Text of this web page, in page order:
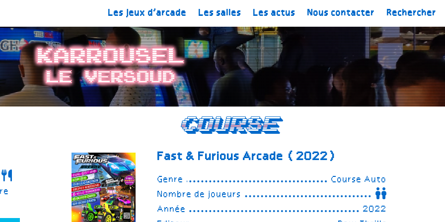
Les jeux d’arcade Les salles Les actus Nous contacter Rechercher
Karrousel
Le Versoud
Course
Fast & Furious Arcade (2022)
Genre
Course Auto
Nombre de joueurs
Année
2022